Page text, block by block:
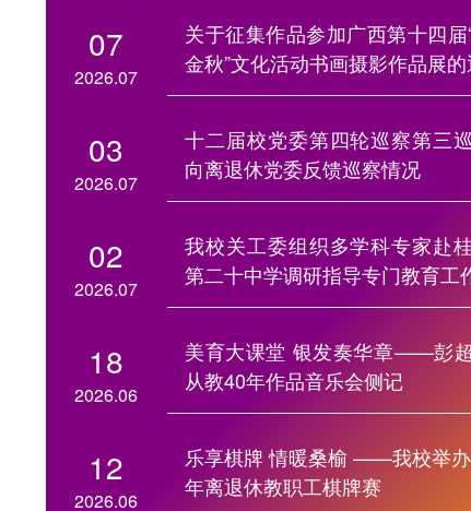
07
2026.07
关于征集作品参加广西第十四届
金秋”文化活动书画摄影作品展
03
2026.07
十二届校党委第四轮巡察第三
向离退休党委反馈巡察情况
02
2026.07
我校关工委组织多学科专家赴
第二十中学调研指导专门教育工
18
2026.06
美育大课堂 银发奏华章——彭
从教40年作品音乐会侧记
12
2026.06
乐享棋牌 情暖桑榆 ——我校举
年离退休教职工棋牌赛